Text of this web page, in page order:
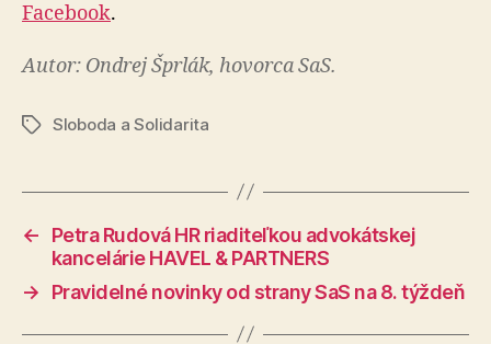
Facebook.
Autor: Ondrej Šprlák, hovorca SaS.
ZnačkySloboda a Solidarita
←
Petra Rudová HR riaditeľkou advokátskej
kancelárie HAVEL & PARTNERS
→
Pravidelné novinky od strany SaS na 8. týždeň